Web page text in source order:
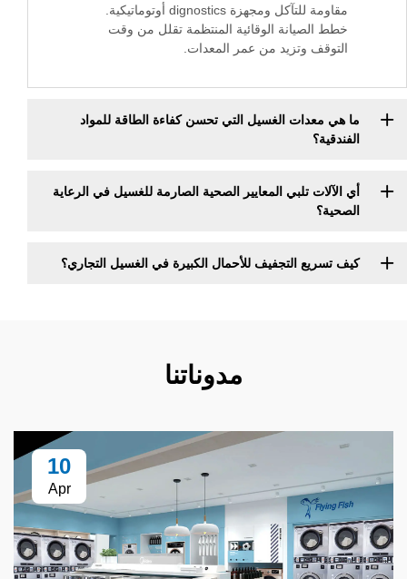
مقاومة للتآكل ومجهزة dignostics أوتوماتيكية.
الوقائية المنتظمة تقلل من وقت
وتزيد من عمر المعدات.
الغسيل التي تحسن كفاءة الطاقة للمواد
تلبي المعايير الصحية الصارمة للغسيل في الرعاية
التجفيف للأحمال الكبيرة في الغسيل التجاري؟
10
Apr